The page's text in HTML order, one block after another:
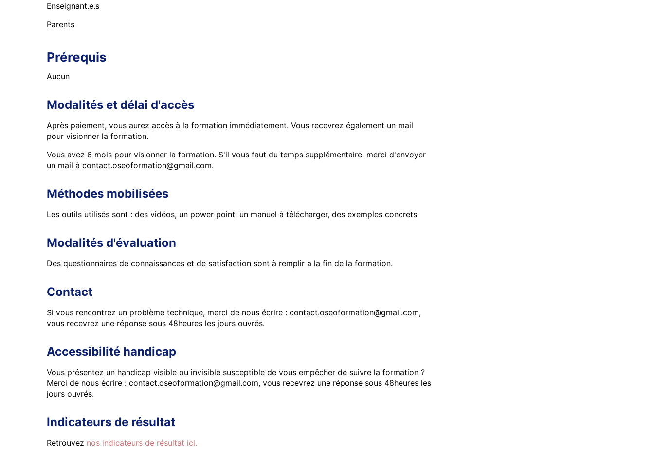
Enseignant.e.s
Parents
Prérequis
Aucun
Modalités et délai d'accès
Après paiement, vous aurez accès à la formation immédiatement. Vous recevrez également un mail
pour visionner la formation.
Vous avez 6 mois pour visionner la formation. S'il vous faut du temps supplémentaire, merci d'envoyer
un mail à contact.oseoformation@gmail.com.
Méthodes mobilisées
Les outils utilisés sont : des vidéos, un power point, un manuel à télécharger, des exemples concrets
Modalités d'évaluation
Des questionnaires de connaissances et de satisfaction sont à remplir à la fin de la formation.
Contact
Si vous rencontrez un problème technique, merci de nous écrire : contact.oseoformation@gmail.com,
vous recevrez une réponse sous 48heures les jours ouvrés.
Accessibilité handicap
Vous présentez un handicap visible ou invisible susceptible de vous empêcher de suivre la formation ?
Merci de nous écrire : contact.oseoformation@gmail.com, vous recevrez une réponse sous 48heures les
jours ouvrés.
Indicateurs de résultat
Retrouvez nos indicateurs de résultat ici.